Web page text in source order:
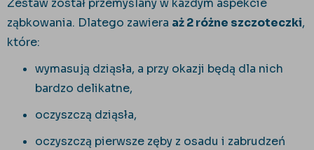
Zestaw został przemyślany w każdym aspekcie
ząbkowania. Dlatego zawiera aż 2 różne szczoteczki,
które:
wymasują dziąsła, a przy okazji będą dla nich
bardzo delikatne,
oczyszczą dziąsła,
oczyszczą pierwsze zęby z osadu i zabrudzeń